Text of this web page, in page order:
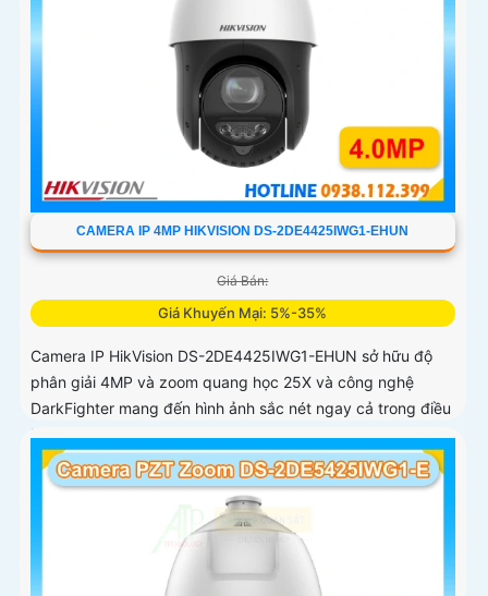
CAMERA IP 4MP HIKVISION DS-2DE4425IWG1-EHUN
Giá Bán:
Giá Khuyến Mại: 5%-35%
Camera IP HikVision DS-2DE4425IWG1-EHUN sở hữu độ
phân giải 4MP và zoom quang học 25X và công nghệ
DarkFighter mang đến hình ảnh sắc nét ngay cả trong điều
kiện thiếu sáng